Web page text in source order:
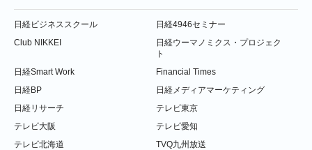
日経ビジネススクール
日経4946セミナー
Club NIKKEI
日経ウーマノミクス・プロジェク
ト
日経Smart Work
Financial Times
日経BP
日経メディアマーケティング
日経リサーチ
テレビ東京
テレビ大阪
テレビ愛知
テレビ北海道
TVQ九州放送